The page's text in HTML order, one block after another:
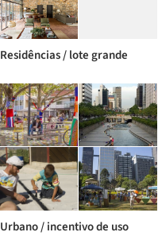
Residências / lote grande
Urbano / incentivo de uso